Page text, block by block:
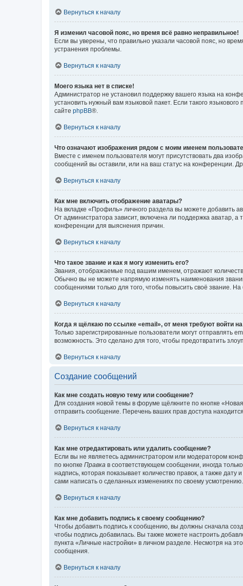
Вернуться к началу
Я изменил часовой пояс, но время всё равно неправильное!
Если вы уверены, что правильно указали часовой пояс, но
устранения проблемы.
Вернуться к началу
Моего языка нет в списке!
Администратор не установил поддержку вашего языка на
установить нужный вам языковой пакет. Если такого
сайте phpBB®.
Вернуться к началу
Что означают изображения рядом с моим именем
Вместе с именем пользователя могут присутствовать два
сообщений вы оставили, или на ваш статус на конференции.
Вернуться к началу
Как мне включить отображение аватары?
На вкладке «Профиль» личного раздела вы можете добавить
От администратора зависит, включена ли поддержка аватар,
конференции для выяснения причин.
Вернуться к началу
Что такое звание и как я могу изменить его?
Звания, отображаемые под вашим именем, отражают
Обычно вы не можете напрямую изменять наименования
сообщениями только для того, чтобы повысить своё звание.
Вернуться к началу
Когда я щёлкаю по ссылке «email», от меня требуют войти
Только зарегистрированные пользователи могут отправлять
возможность. Это сделано для того, чтобы предотвратить
Вернуться к началу
Создание сообщений
Как мне создать новую тему или сообщение?
Для создания новой темы в форуме щёлкните по кнопке
отправить сообщение. Перечень ваших прав доступа
Вернуться к началу
Как мне отредактировать или удалить сообщение?
Если вы не являетесь администратором или модератором
по кнопке Правка в соответствующем сообщении, иногда
надпись, которая показывает количество правок, а также
сами написать о сделанных изменениях по своему
Вернуться к началу
Как мне добавить подпись к своему сообщению?
Чтобы добавить подпись к сообщению, вы должны сначала
чтобы подпись добавилась. Вы также можете настроить
пункта «Личные настройки» в личном разделе. Несмотря на
сообщения.
Вернуться к началу